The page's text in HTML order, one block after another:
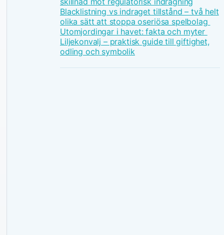
Blacklistning vs indraget tillstånd – två helt
olika sätt att stoppa oseriösa spelbolag
Utomjordingar i havet: fakta och myter
Liljekonvalj – praktisk guide till giftighet,
odling och symbolik